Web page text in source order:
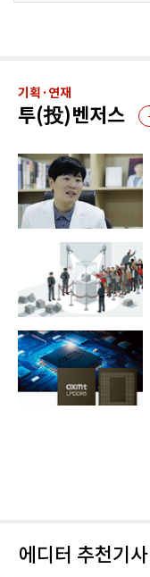
기획·연재
투(投)벤저스
에디터 추천기사